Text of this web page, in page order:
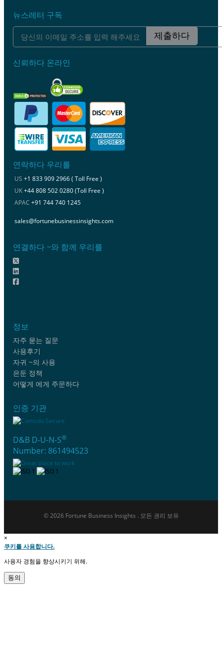
뉴스레터 구독
제출하다
신뢰하다 온라인
연락하다 우리를
US +1 833 909 2966 ( Toll Free )
UK+44 808 502 0280 (Toll Free )
APAC +91 744 740 1245
sales@fortunebusinessinsights.com
연결하다 ~와 함께 우리를
정보
자주 묻는 질문
사용후기
자귀 ~의 사용
은둔 정책
어떻게 에게 주문하다
인증 기관
D&B D-U-N-S®
Number: 861494523
© 2026 Fortune Business Insights . 모든 권리 보유
×
쿠키를 사용합니다.
사용자 경험을 향상시키기 위해.
동의